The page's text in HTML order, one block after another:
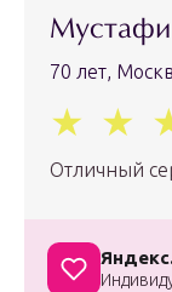
70 лет,
Отличный